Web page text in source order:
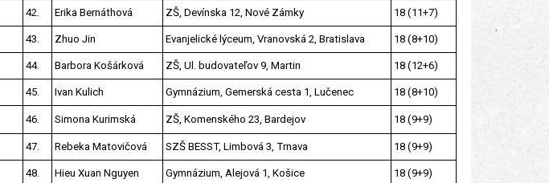
42. Erika Bernáthová ZŠ, Devínska 12, Nové Zámky 18 (11+7)
43. Zhuo Jin Evanjelické lýceum, Vranovská 2, Bratislava 18 (8+10)
44. Barbora Košárková ZŠ, Ul. budovateľov 9, Martin 18 (12+6)
45. Ivan Kulich Gymnázium, Gemerská cesta 1, Lučenec 18 (8+10)
46. Simona Kurimská ZŠ, Komenského 23, Bardejov 18 (9+9)
47. Rebeka Matovičová SZŠ BESST, Limbová 3, Trnava 18 (9+9)
48. Hieu Xuan Nguyen Gymnázium, Alejová 1, Košice 18 (9+9)